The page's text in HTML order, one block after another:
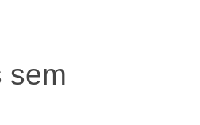
sem